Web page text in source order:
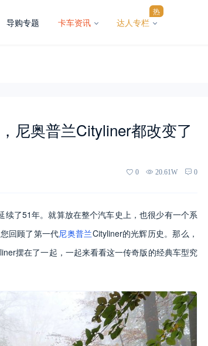
导购专题 卡车资讯 达人专栏
热
尼奥普兰Cityliner都改变了
0 20.61W 0
续了51年。就算放在整个汽车史上，也很少有一个系
回顾了第一代尼奥普兰Cityliner的光辉历史。那么，
摆在了一起，一起来看看这一传奇版的经典车型究